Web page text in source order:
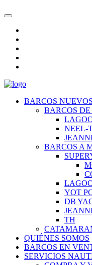
BARCOS NUEVOS
BARCOS
NEEL-
BARCOS A
YOT
DB
TH
QUIÉNES SOMOS
BARCOS EN
SERVICIOS